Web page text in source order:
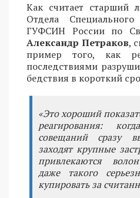
Как считает старший
Отдела
ГУФСИН России по
Александр Петраков,
пример того, как
последствиями
бедствия в короткий
«Это хороший
реагирования:
совещаний сразу
заходят крупные
привлекаются
даже такого
купировать за